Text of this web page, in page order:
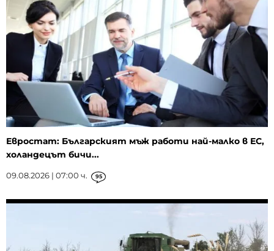
Евростат: Българският мъж работи най-малко в ЕС,
холандецът бичи...
09.08.2026 | 07:00 ч. 95